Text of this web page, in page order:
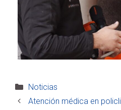
Categorías
Noticias
Atención médica en